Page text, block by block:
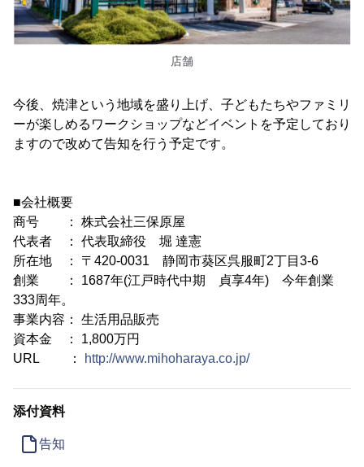
店舗
今後、焼津という地域を盛り上げ、子どもたちやファミリ
ーが楽しめるワークショップなどイベントを予定しており
ますので改めて告知を行う予定です。
■会社概要
商号 ： 株式会社三保原屋
代表者 ： 代表取締役 堀 達憲
所在地 ： 〒420-0031 静岡市葵区呉服町2丁目3-6
創業 ： 1687年(江戸時代中期 貞享4年) 今年創業
333周年。
事業内容： 生活用品販売
資本金 ： 1,800万円
URL ：
http://www.mihoharaya.co.jp/
添付資料
告知